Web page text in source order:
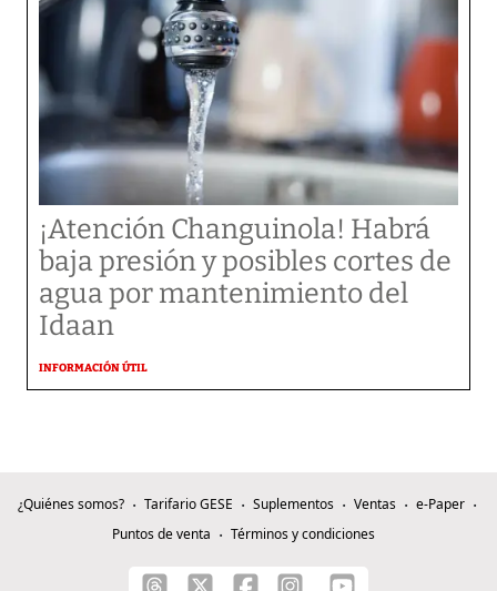
¡Atención Changuinola! Habrá
baja presión y posibles cortes de
agua por mantenimiento del
Idaan
INFORMACIÓN ÚTIL
¿Quiénes somos? Tarifario GESE Suplementos Ventas
e-Paper
Puntos de venta
Términos y condiciones